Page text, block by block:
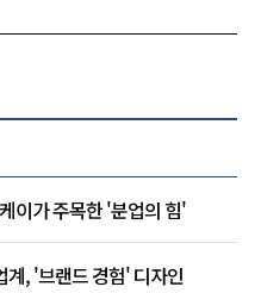
이가 주목한 '분업의 힘'
, '브랜드 경험' 디자인